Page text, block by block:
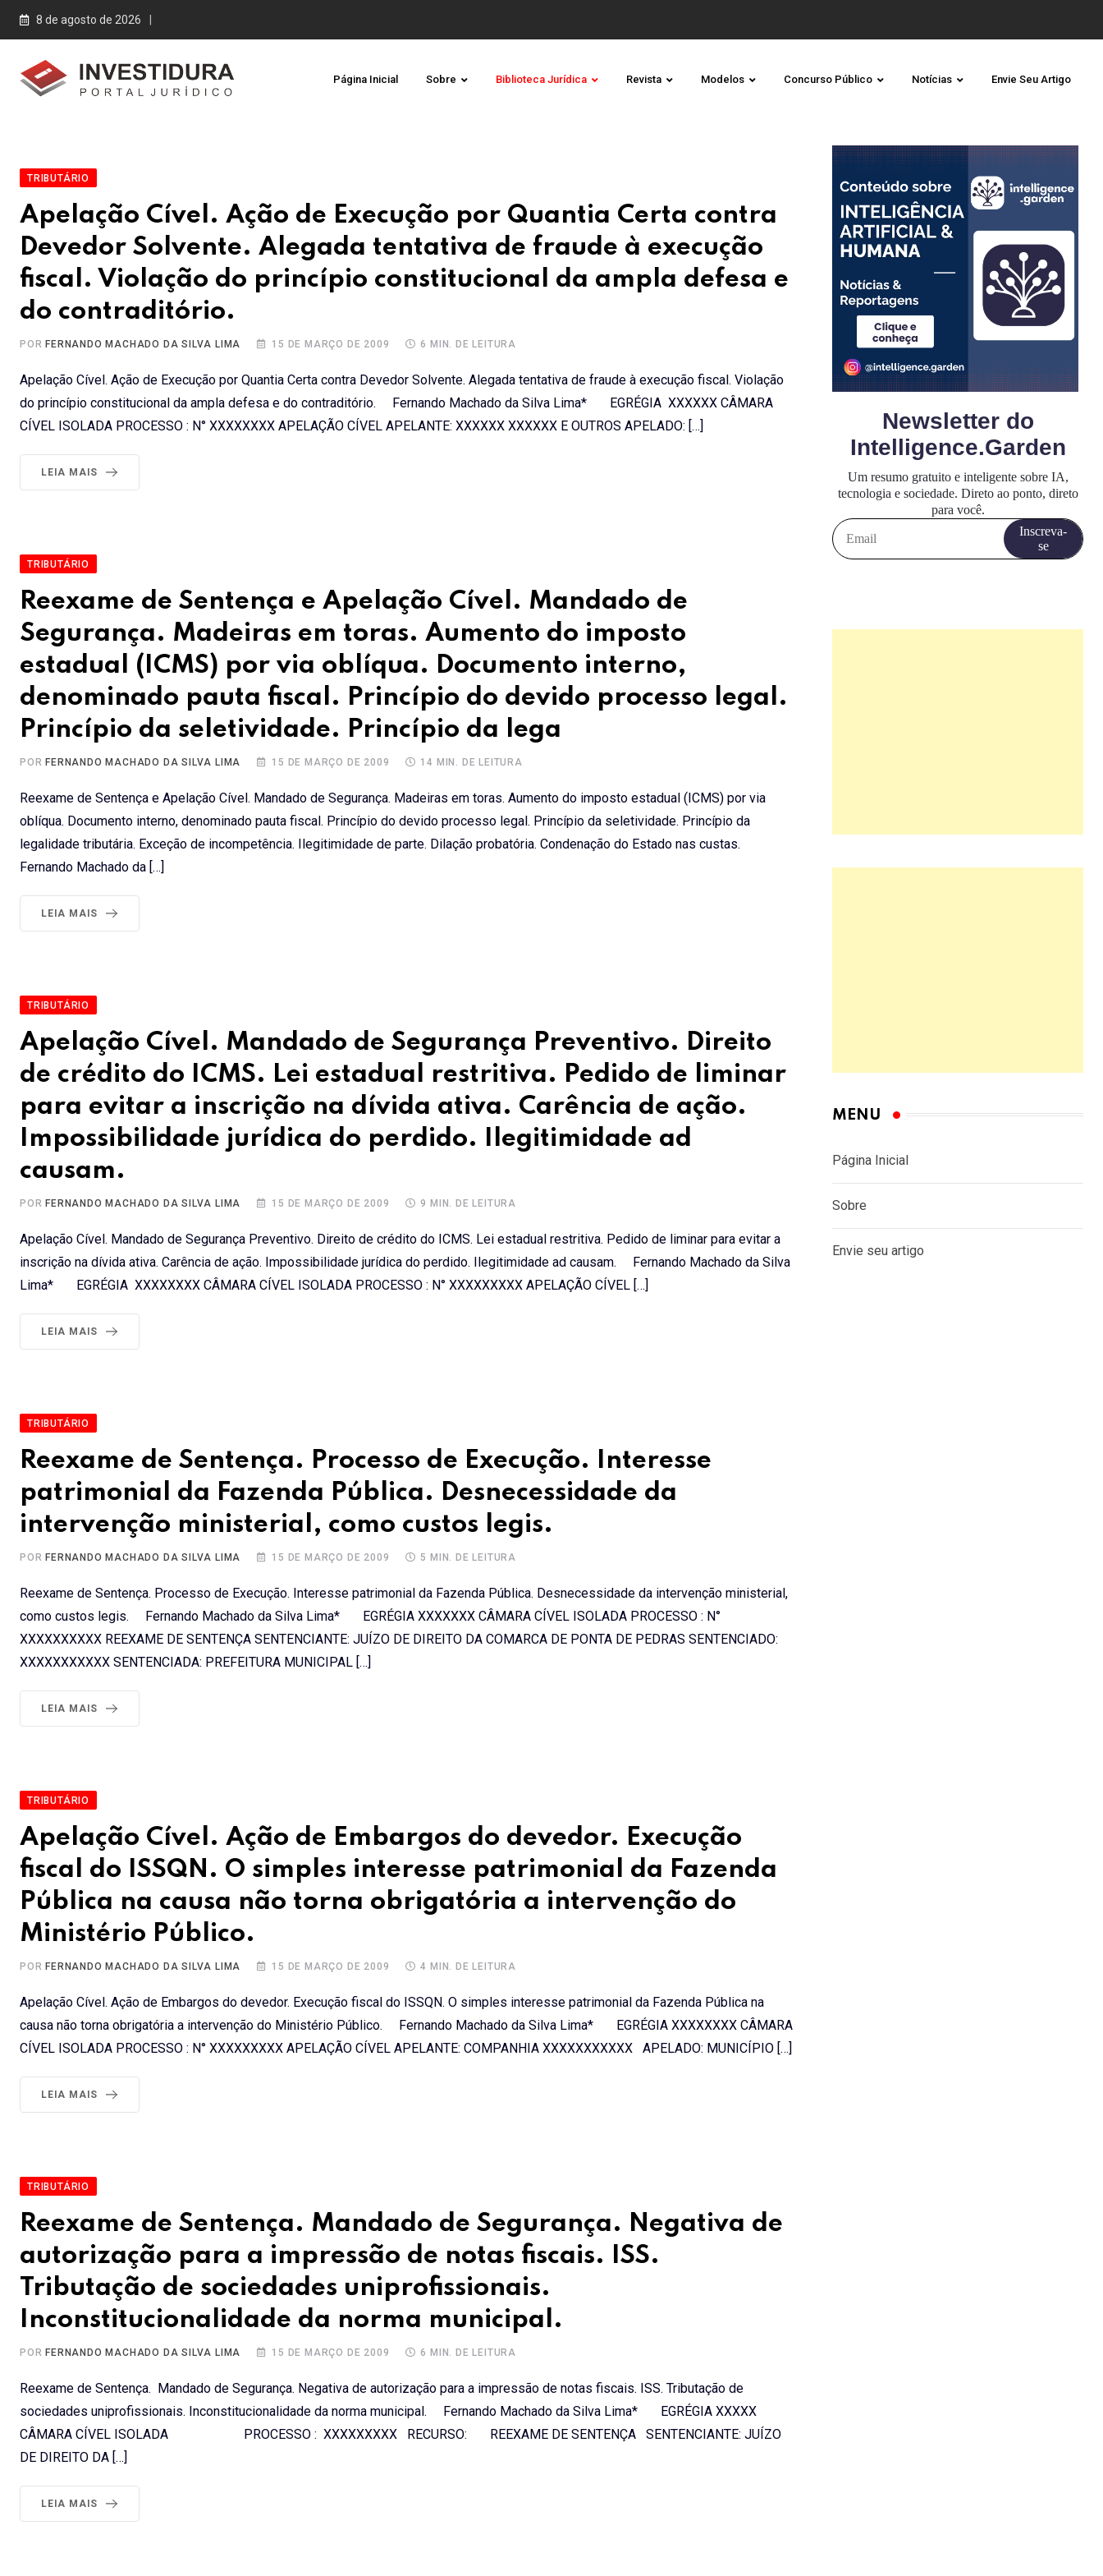
Skip
8 de agosto de 2026
Página Inicial Sobre Biblioteca Jurídica Revista Modelos Concurso Público Notícias Envie Seu Artigo
TRIBUTÁRIO
Apelação Cível. Ação de Execução por Quantia Certa contra
Devedor Solvente. Alegada tentativa de fraude à execução
fiscal. Violação do princípio constitucional da ampla defesa e
do contraditório.
PORFERNANDO MACHADO DA SILVA LIMA 15 DE MARÇO DE 2009 6 MIN. DE LEITURA
Apelação Cível. Ação de Execução por Quantia Certa contra Devedor Solvente. Alegada tentativa de fraude à execução fiscal. Violação
do princípio constitucional da ampla defesa e do contraditório. Fernando Machado da Silva Lima* EGRÉGIA XXXXXX CÂMARA
CÍVEL ISOLADA PROCESSO : N° XXXXXXXX APELAÇÃO CÍVEL APELANTE: XXXXXX XXXXXX E OUTROS APELADO: […]
LEIA MAIS
TRIBUTÁRIO
Reexame de Sentença e Apelação Cível. Mandado de
Segurança. Madeiras em toras. Aumento do imposto
estadual (ICMS) por via oblíqua. Documento interno,
denominado pauta fiscal. Princípio do devido processo legal.
Princípio da seletividade. Princípio da lega
PORFERNANDO MACHADO DA SILVA LIMA 15 DE MARÇO DE 2009 14 MIN. DE LEITURA
Reexame de Sentença e Apelação Cível. Mandado de Segurança. Madeiras em toras. Aumento do imposto estadual (ICMS) por via
oblíqua. Documento interno, denominado pauta fiscal. Princípio do devido processo legal. Princípio da seletividade. Princípio da
legalidade tributária. Exceção de incompetência. Ilegitimidade de parte. Dilação probatória. Condenação do Estado nas custas.
Fernando Machado da […]
LEIA MAIS
TRIBUTÁRIO
Apelação Cível. Mandado de Segurança Preventivo. Direito
de crédito do ICMS. Lei estadual restritiva. Pedido de liminar
para evitar a inscrição na dívida ativa. Carência de ação.
Impossibilidade jurídica do perdido. Ilegitimidade ad
causam.
PORFERNANDO MACHADO DA SILVA LIMA 15 DE MARÇO DE 2009 9 MIN. DE LEITURA
Apelação Cível. Mandado de Segurança Preventivo. Direito de crédito do ICMS. Lei estadual restritiva. Pedido de liminar para evitar a
inscrição na dívida ativa. Carência de ação. Impossibilidade jurídica do perdido. Ilegitimidade ad causam. Fernando Machado da Silva
Lima* EGRÉGIA XXXXXXXX CÂMARA CÍVEL ISOLADA PROCESSO : N° XXXXXXXXX APELAÇÃO CÍVEL […]
LEIA MAIS
TRIBUTÁRIO
Reexame de Sentença. Processo de Execução. Interesse
patrimonial da Fazenda Pública. Desnecessidade da
intervenção ministerial, como custos legis.
PORFERNANDO MACHADO DA SILVA LIMA 15 DE MARÇO DE 2009 5 MIN. DE LEITURA
Reexame de Sentença. Processo de Execução. Interesse patrimonial da Fazenda Pública. Desnecessidade da intervenção ministerial,
como custos legis. Fernando Machado da Silva Lima* EGRÉGIA XXXXXXX CÂMARA CÍVEL ISOLADA PROCESSO : N°
XXXXXXXXXX REEXAME DE SENTENÇA SENTENCIANTE: JUÍZO DE DIREITO DA COMARCA DE PONTA DE PEDRAS SENTENCIADO:
XXXXXXXXXXX SENTENCIADA: PREFEITURA MUNICIPAL […]
LEIA MAIS
TRIBUTÁRIO
Apelação Cível. Ação de Embargos do devedor. Execução
fiscal do ISSQN. O simples interesse patrimonial da Fazenda
Pública na causa não torna obrigatória a intervenção do
Ministério Público.
PORFERNANDO MACHADO DA SILVA LIMA 15 DE MARÇO DE 2009 4 MIN. DE LEITURA
Apelação Cível. Ação de Embargos do devedor. Execução fiscal do ISSQN. O simples interesse patrimonial da Fazenda Pública na
causa não torna obrigatória a intervenção do Ministério Público. Fernando Machado da Silva Lima* EGRÉGIA XXXXXXXX CÂMARA
CÍVEL ISOLADA PROCESSO : N° XXXXXXXXX APELAÇÃO CÍVEL APELANTE: COMPANHIA XXXXXXXXXXX APELADO: MUNICÍPIO […]
LEIA MAIS
TRIBUTÁRIO
Reexame de Sentença. Mandado de Segurança. Negativa de
autorização para a impressão de notas fiscais. ISS.
Tributação de sociedades uniprofissionais.
Inconstitucionalidade da norma municipal.
PORFERNANDO MACHADO DA SILVA LIMA 15 DE MARÇO DE 2009 6 MIN. DE LEITURA
Reexame de Sentença. Mandado de Segurança. Negativa de autorização para a impressão de notas fiscais. ISS. Tributação de
sociedades uniprofissionais. Inconstitucionalidade da norma municipal. Fernando Machado da Silva Lima* EGRÉGIA XXXXX
CÂMARA CÍVEL ISOLADA PROCESSO : XXXXXXXXX RECURSO: REEXAME DE SENTENÇA SENTENCIANTE: JUÍZO
DE DIREITO DA […]
LEIA MAIS